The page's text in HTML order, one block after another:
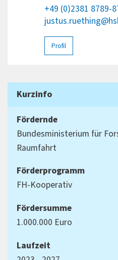
+49 (0)2381 8789-
Profil
Kurzinfo
Fördernde
Bundesministerium für
Raumfahrt
Förderprogramm
FH-Kooperativ
Fördersumme
1.000.000 Euro
Laufzeit